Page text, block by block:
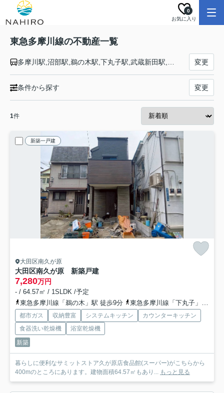
お気に入り
0
東急多摩川線の不動産一覧
変更
条件から探す 変更
1件
新築一戸建
大田区南久が原
大田区南久が原 新築戸建
7,280万円
- / 64.57㎡ / 1SLDK /予定
東急多摩川線「鵜の木」駅 徒歩9分
東急多摩川線「下丸子」駅 徒歩10分
都市ガス 収納豊富 システムキッチン
カウンターキッチン
食器洗い乾燥機
浴室乾燥機
新築
暮らしに便利なサミットストア久が原店食品館(スーパー)がこちらから
400mのところにあります。建物面積64.57㎡もあり... もっと見る